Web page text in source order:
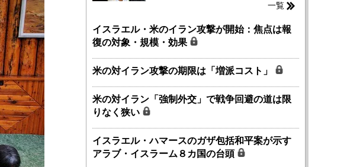
一覧
イスラエル・米のイラン攻撃が開始：焦点は報
復の対象・規模・効果
米の対イラン攻撃の期限は「増派コスト」
米の対イラン「強制外交」で戦争回避の道は限
りなく狭い
イスラエル・ハマースのガザ包括和平案が示す
アラブ・イスラーム８カ国の台頭